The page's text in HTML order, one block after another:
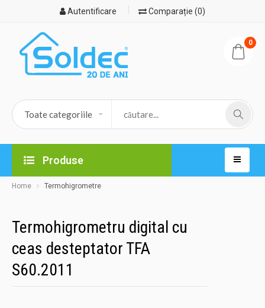
Autentificare Comparație (0)
0
Produse
Home Termohigrometre
Termohigrometru digital cu
ceas desteptator TFA
S60.2011